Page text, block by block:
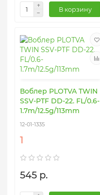
В корзину
Воблер PLOTVA TWIN
SSV-PTF DD-22. FL/0.6-
1.7m/12.5g/113mm
12-01-1335
1
545 р.